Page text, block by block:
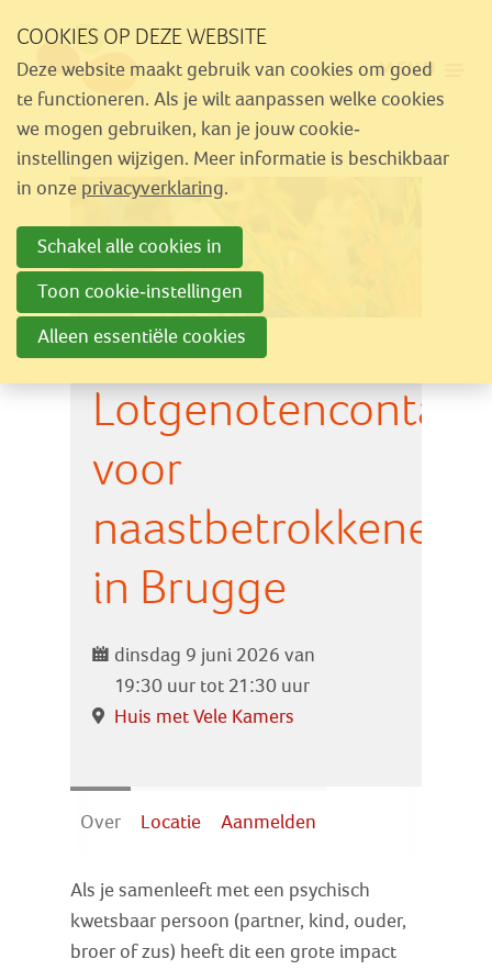
links
over
Spring
naar
navigatie
naar
hoofdinhoud
MENU
Lotgenotencontact
voor
naastbetrokkenen
in Brugge
dinsdag 9 juni 2026 van
19:30 uur tot 21:30 uur
Huis met Vele Kamers
Over Locatie Aanmelden
Als je samenleeft met een psychisch
kwetsbaar persoon (partner, kind, ouder,
broer of zus) heeft dit een grote impact
Aanbod
Nieuws
Activiteiten
Over Similes
Contact
Lid worden
Vrijwilliger worden
COOKIES OP DEZE WEBSITE
Deze website maakt gebruik van cookies om goed
te functioneren. Als je wilt aanpassen welke cookies
we mogen gebruiken, kan je jouw cookie-
instellingen wijzigen. Meer informatie is beschikbaar
in onze privacyverklaring.
Schakel alle cookies in
Toon cookie-instellingen
Alleen essentiële cookies